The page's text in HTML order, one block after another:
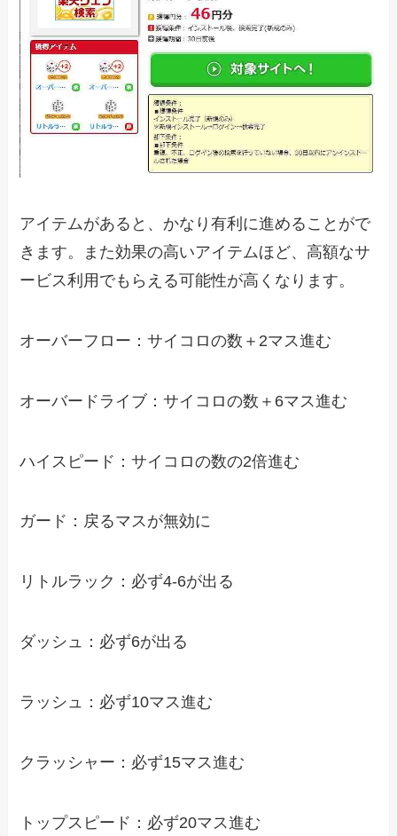
アイテムがあると、かなり有利に進めることがで
きます。また効果の高いアイテムほど、高額なサ
ービス利用でもらえる可能性が高くなります。
オーバーフロー：サイコロの数＋2マス進む
オーバードライブ：サイコロの数＋6マス進む
ハイスピード：サイコロの数の2倍進む
ガード：戻るマスが無効に
リトルラック：必ず4-6が出る
ダッシュ：必ず6が出る
ラッシュ：必ず10マス進む
クラッシャー：必ず15マス進む
トップスピード：必ず20マス進む